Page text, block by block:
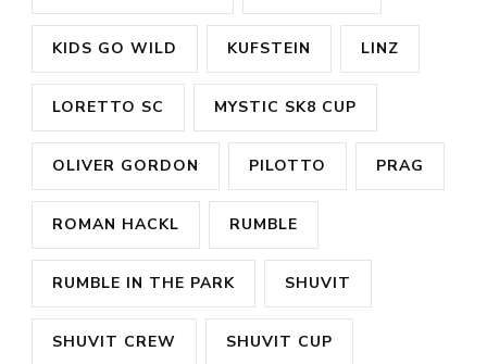
KIDS GO WILD KUFSTEIN LINZ
LORETTO SC MYSTIC SK8 CUP
OLIVER GORDON PILOTTO PRAG
ROMAN HACKL RUMBLE
RUMBLE IN THE PARK SHUVIT
SHUVIT CREW SHUVIT CUP